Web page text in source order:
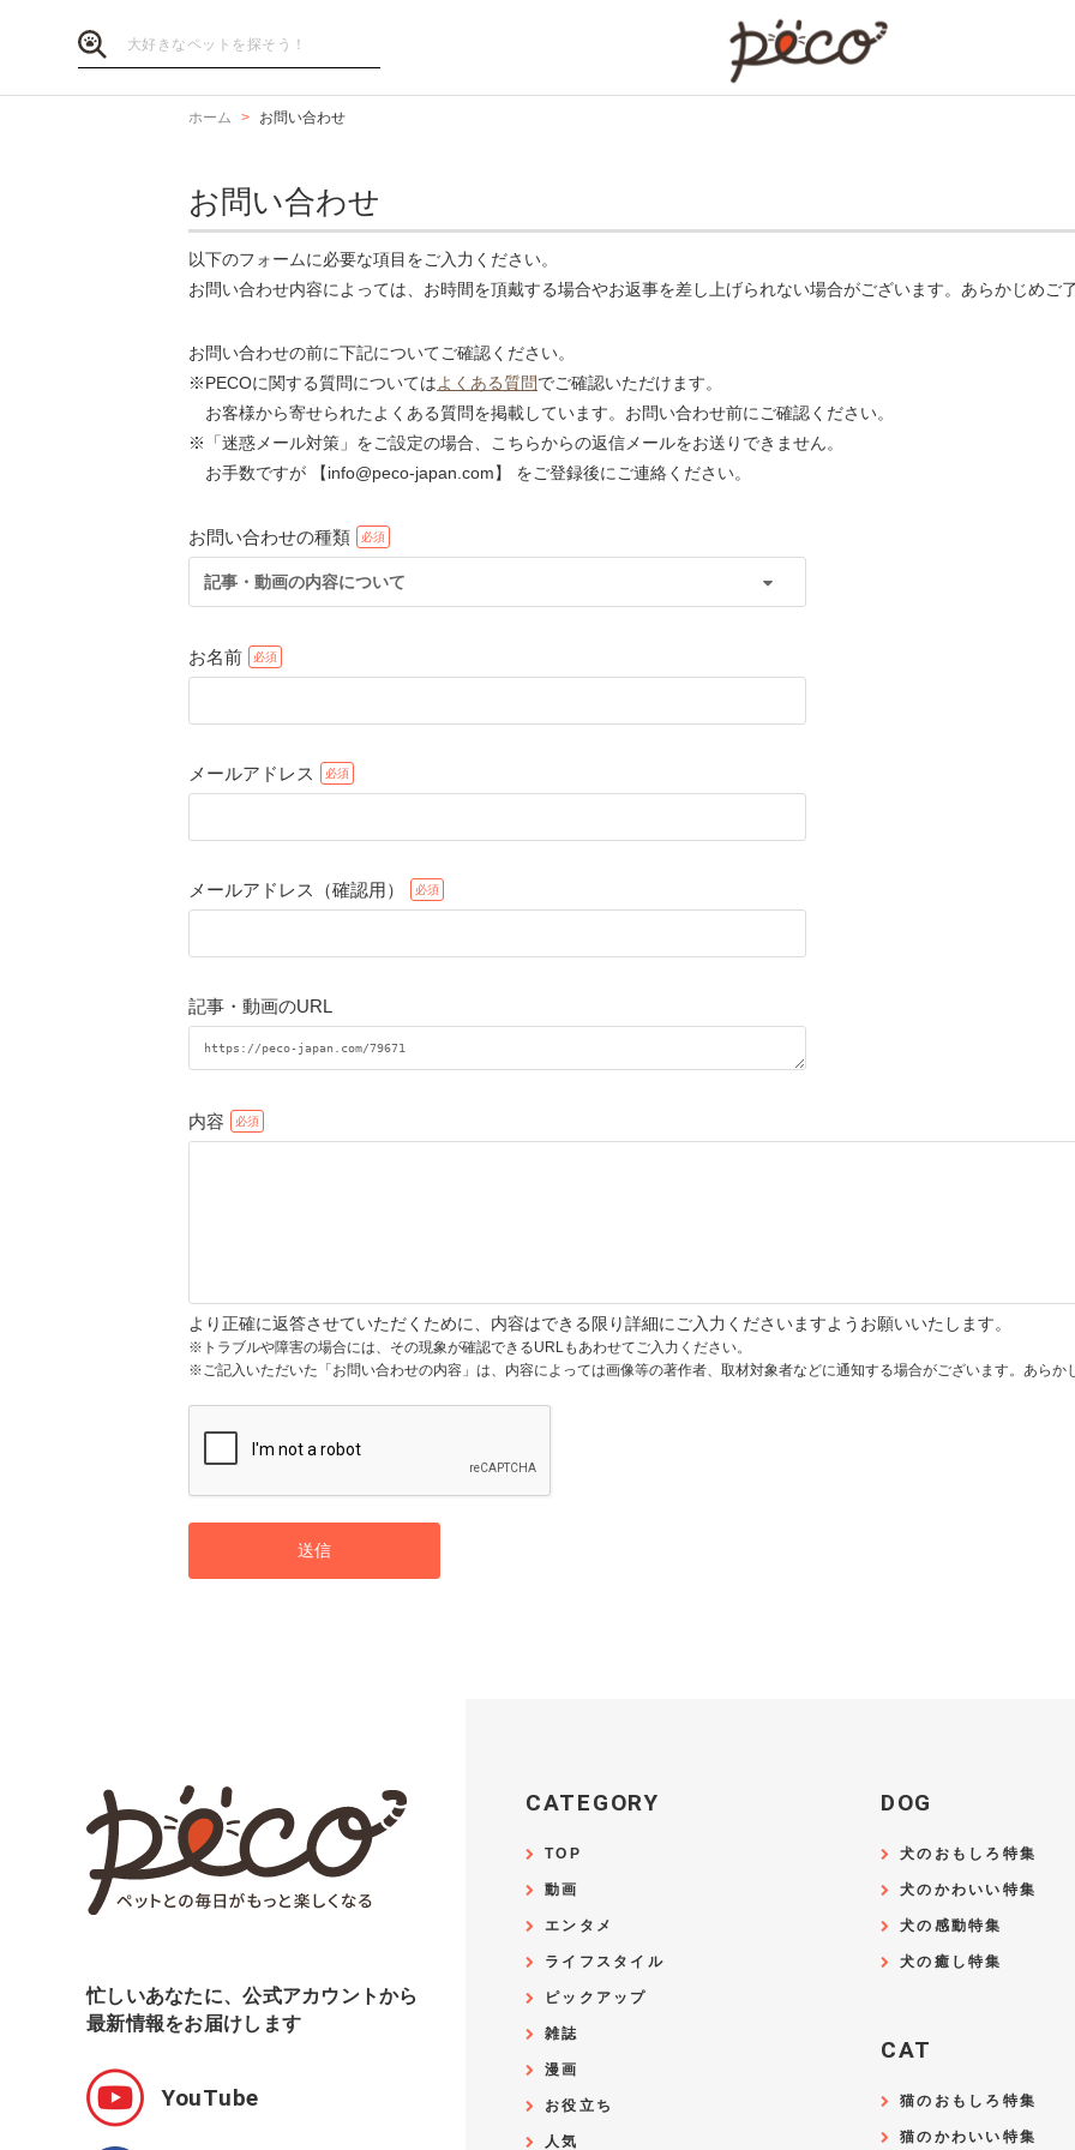
ホーム お問い合わせ
お問い合わせ
以下のフォームに必要な項目をご入力ください。
お問い合わせ内容によっては、お時間を頂戴する場合やお返事を差し上げられない場合がございます。あらかじめご
お問い合わせの前に下記についてご確認ください。
※PECOに関する質問についてはよくある質問でご確認いただけます。
お客様から寄せられたよくある質問を掲載しています。お問い合わせ前にご確認ください。
※「迷惑メール対策」をご設定の場合、こちらからの返信メールをお送りできません。
お手数ですが 【info@peco-japan.com】 をご登録後にご連絡ください。
お問い合わせの種類
記事・動画の内容について
お名前
メールアドレス
メールアドレス（確認用）
記事・動画のURL
内容
より正確に返答させていただくために、内容はできる限り詳細にご入力くださいますようお願いいたします。
※トラブルや障害の場合には、その現象が確認できるURLもあわせてご入力ください。
※ご記入いただいた「お問い合わせの内容」は、内容によっては画像等の著作者、取材対象者などに通知する場合がございます。あらか
送信
忙しいあなたに、公式アカウントから
最新情報をお届けします
YouTube
CATEGORY
TOP
動画
エンタメ
ライフスタイル
ピックアップ
雑誌
漫画
お役立ち
人気
DOG
犬のおもしろ特集
犬のかわいい特集
犬の感動特集
犬の癒し特集
CAT
猫のおもしろ特集
猫のかわいい特集